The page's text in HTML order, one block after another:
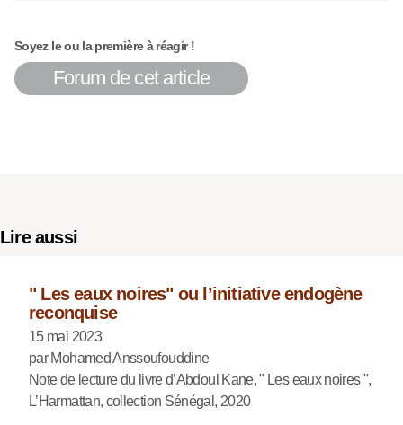
Soyez le ou la première à réagir !
Forum de cet article
Lire aussi
" Les eaux noires" ou l’initiative endogène
reconquise
15 mai 2023
par Mohamed Anssoufouddine
Note de lecture du livre d’Abdoul Kane, " Les eaux noires ",
L’Harmattan, collection Sénégal, 2020